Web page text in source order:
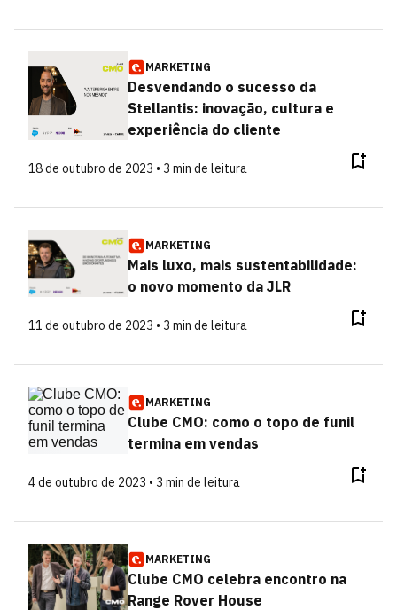
MARKETING
Desvendando o sucesso da
Stellantis: inovação, cultura e
experiência do cliente
18 de outubro de 2023 • 3 min de leitura
MARKETING
Mais luxo, mais sustentabilidade:
o novo momento da JLR
11 de outubro de 2023 • 3 min de leitura
MARKETING
Clube CMO: como o topo de funil
termina em vendas
4 de outubro de 2023 • 3 min de leitura
MARKETING
Clube CMO celebra encontro na
Range Rover House